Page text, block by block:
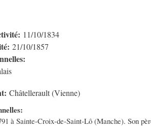
11/10/1834
21/10/1857
Châtellerault (Vienne)
à Sainte-Croix-de-Saint-Lô (Manche). Son